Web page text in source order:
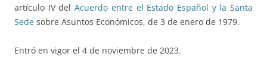
artículo IV delAcuerdo entre el Estado Español y la Santa
Sede sobre Asuntos Económicos, de 3 de enero de 1979.
Entró en vigor el 4 de noviembre de 2023.